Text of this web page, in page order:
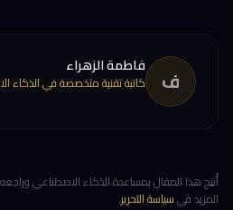
ف فاطمة الزهراء
كاتبة تقنية متخصصة في الذكاء
أُنتِج هذا المقال بمساعدة الذكاء الاصطناعي
المزيد فيسياسة التحرير.